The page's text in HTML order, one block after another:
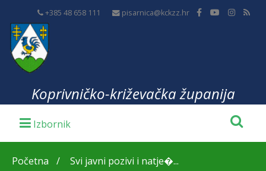
+385 48 658 111 pisarnica@kckzz.hr
Koprivničko-križevačka županija
Početna Svi javni pozivi i natje�...